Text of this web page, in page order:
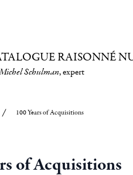
RAISONNÉ
Schulman, expert
100 Years of Acquisitions
of Acquisitions